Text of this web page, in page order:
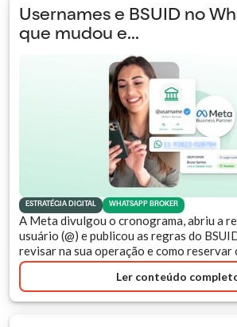
Usernames e BSUID no
que mudou e...
ESTRATÉGIA DIGITAL WHATSAPP BROKER
A Meta divulgou o cronograma, abriu a
usuário (@) e publicou as regras do
revisar na sua operação e como reservar
Ler conteúdo